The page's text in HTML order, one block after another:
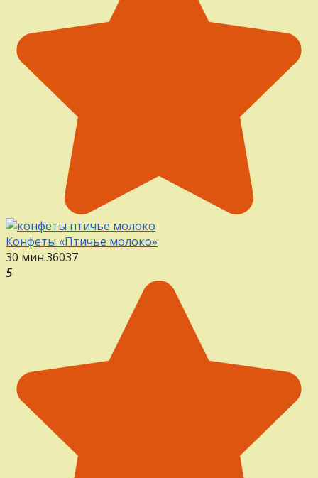
Конфеты «Птичье молоко»
30 мин.36037
5